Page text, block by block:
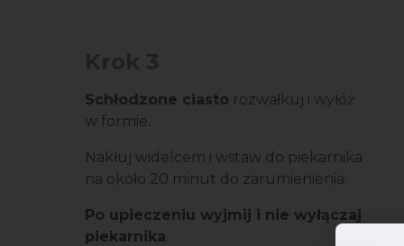
Schłodzone ciasto rozwałkuj i wyłóż
w formie.
Nakłuj widelcem i wstaw do piekarnika
na około 20 minut do zarumienienia.
Po upieczeniu wyjmij i nie wyłączaj
piekarnika.